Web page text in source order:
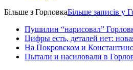
Більше з ГорловкаБільше записів у
Пушилин “нарисовал”
Цифры есть, деталей нет:
На Покровском и
Пытали и насиловали в